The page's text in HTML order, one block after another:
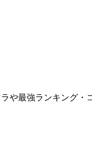
や最強ランキング・